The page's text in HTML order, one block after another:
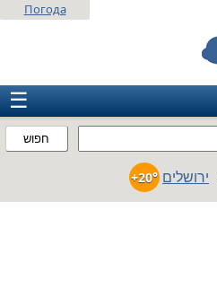
חפוש
Погода
☰
ירושלים +20°